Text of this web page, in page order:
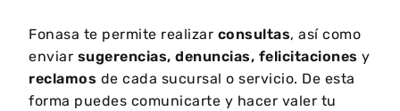
Fonasa te permite realizar consultas, así como
enviar sugerencias, denuncias, felicitaciones y
reclamos de cada sucursal o servicio. De esta
forma puedes comunicarte y hacer valer tu